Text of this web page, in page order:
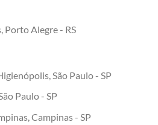
Porto Alegre - RS
São Paulo - SP
Paulo - SP
Campinas - SP